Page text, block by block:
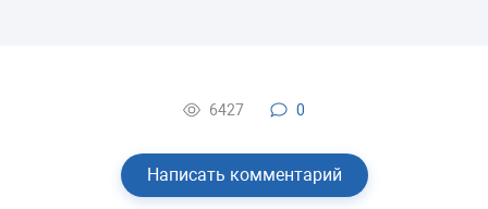
6427 0
Написать комментарий